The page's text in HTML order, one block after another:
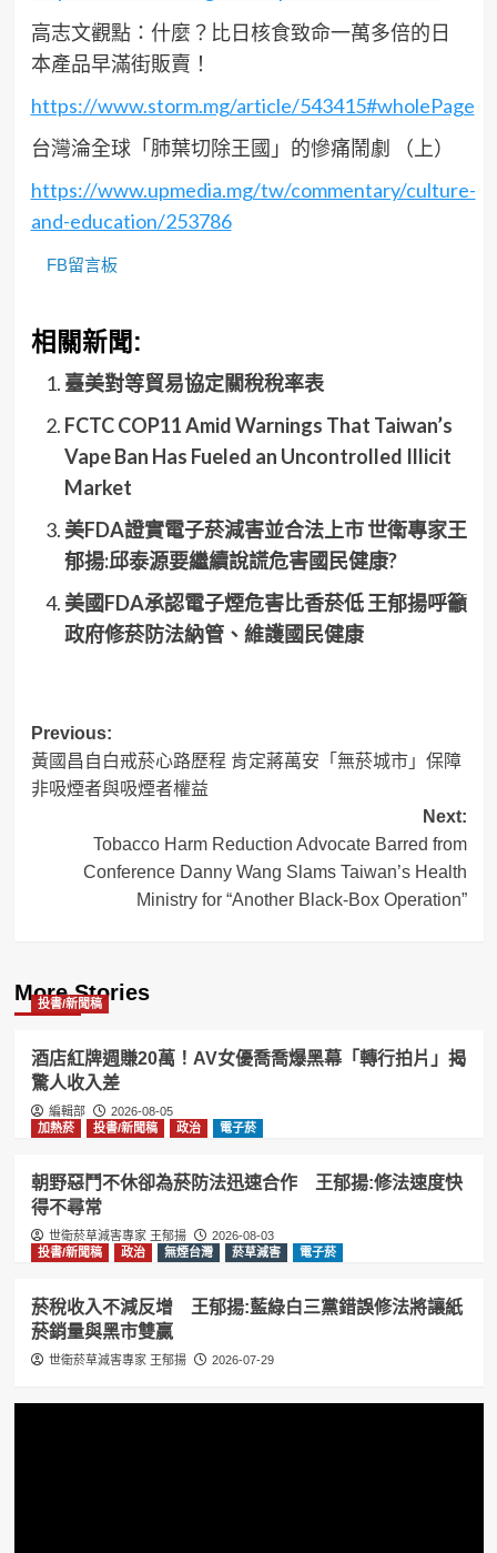
高志文觀點：什麼？比日核食致命一萬多倍的日
本產品早滿街販賣！
https://www.storm.mg/article/543415#wholePage
台灣淪全球「肺葉切除王國」的慘痛鬧劇 （上）
https://www.upmedia.mg/tw/commentary/culture-
and-education/253786
FB留言板
相關新聞:
臺美對等貿易協定關稅稅率表
FCTC COP11 Amid Warnings That Taiwan’s
Vape Ban Has Fueled an Uncontrolled Illicit
Market
美FDA證實電子菸減害並合法上市 世衛專家王
郁揚:邱泰源要繼續說謊危害國民健康?
美國FDA承認電子煙危害比香菸低 王郁揚呼籲
政府修菸防法納管、維護國民健康
Post
navigation
Previous:
黃國昌自白戒菸心路歷程 肯定蔣萬安「無菸城市」保障
非吸煙者與吸煙者權益
Next:
Tobacco Harm Reduction Advocate Barred from
Conference Danny Wang Slams Taiwan’s Health
Ministry for “Another Black-Box Operation”
More Stories
投書/新聞稿
酒店紅牌週賺20萬！AV女優喬喬爆黑幕「轉行拍片」揭
驚人收入差
編輯部
2026-08-05
加熱菸
投書/新聞稿 政治 電子菸
朝野惡鬥不休卻為菸防法迅速合作 王郁揚:修法速度快
得不尋常
世衛菸草減害專家 王郁揚
2026-08-03
投書/新聞稿
政治 無煙台灣 菸草減害 電子菸
菸稅收入不減反增 王郁揚:藍綠白三黨錯誤修法將讓紙
菸銷量與黑市雙贏
世衛菸草減害專家 王郁揚 2026-07-29